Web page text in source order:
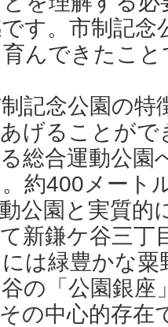
す。市制記
んできたこ
記念公園の特
げることが
総合運動公園
約400メート
公園と実質的
新鎌ケ谷三丁
は緑豊かな
の「公園銀
の中心的存在